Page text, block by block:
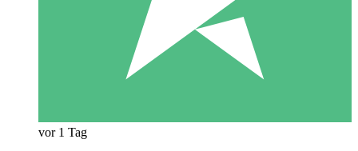
vor 1 Tag